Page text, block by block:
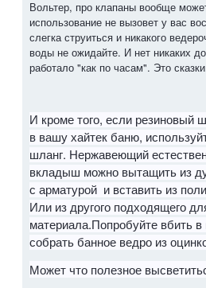
Вольтер, про клапаны вообще
использование не вызовет у вас
слегка струиться и никакого
воды не ожидайте. И нет никаких
работало "как по часам". Это
И кроме того, если резиновый
в вашу хайтек баню,
шланг. Нержавеющий
вкладыш можно вытащить из
с арматурой и вставить из
Или из другого подходящего
материала.Попробуйте вбить в
собрать банное ведро из
Может что полезное